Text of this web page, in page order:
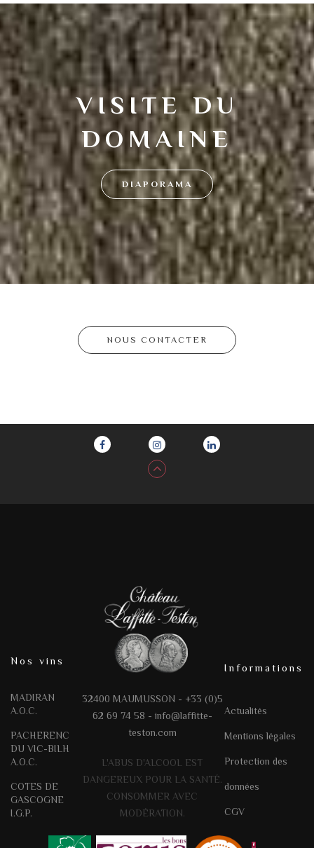
VISITE DU
DOMAINE
DIAPORAMA
NOUS CONTACTER
Nos vins
MADIRAN
A.O.C.
PACHERENC
DU VIC-BILH
A.O.C.
COTES DE
GASCOGNE
I.G.P.
32400 MAUMUSSON - +33 (0)5
62 69 74 58 - info@laffitte-
teston.com
L'ABUS D'ALCOOL EST
DANGEREUX POUR LA SANTÉ.
CONSOMMER AVEC
MODÉRATION.
Informations
Actualités
Mentions légales
Protection des
données
CGV